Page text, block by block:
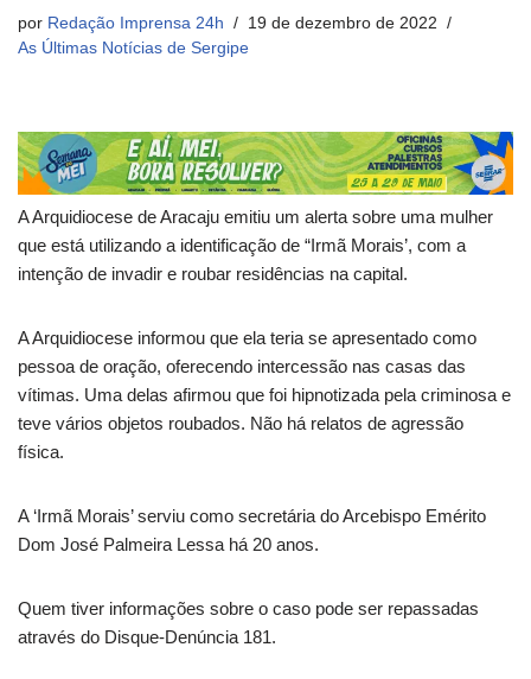
por Redação Imprensa 24h
19 de dezembro de 2022
As Últimas Notícias de Sergipe
A Arquidiocese de Aracaju emitiu um alerta sobre uma mulher
que está utilizando a identificação de “Irmã Morais’, com a
intenção de invadir e roubar residências na capital.
A Arquidiocese informou que ela teria se apresentado como
pessoa de oração, oferecendo intercessão nas casas das
vítimas. Uma delas afirmou que foi hipnotizada pela criminosa e
teve vários objetos roubados. Não há relatos de agressão
física.
A ‘Irmã Morais’ serviu como secretária do Arcebispo Emérito
Dom José Palmeira Lessa há 20 anos.
Quem tiver informações sobre o caso pode ser repassadas
através do Disque-Denúncia 181.